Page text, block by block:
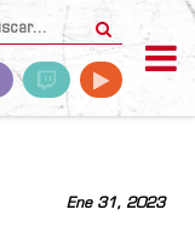
Ene 31, 2023